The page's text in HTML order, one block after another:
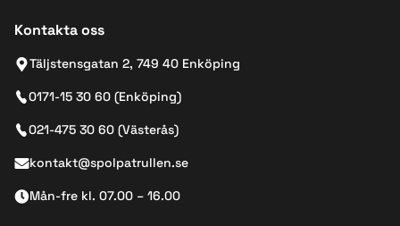
Kontakta oss
Täljstensgatan 2, 749 40 Enköping
0171-15 30 60 (Enköping)
021-475 30 60 (Västerås)
kontakt@spolpatrullen.se
Mån-fre kl. 07.00 – 16.00